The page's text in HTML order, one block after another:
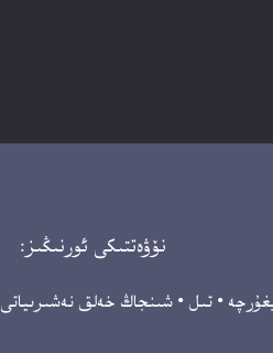
نۆۋەتتىكى ئورنىڭىز:
•تىل •شىنجاڭ خەلق نەشىرىياتى